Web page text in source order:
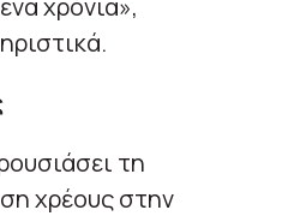
τη
χρέους στην